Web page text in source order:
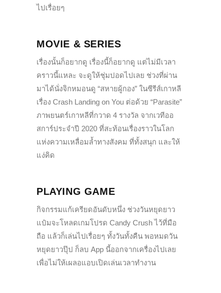
ไปเรื่อยๆ
MOVIE & SERIES
เรื่องนั้นก็อยากดู เรื่องนี้ก็อยากดู แต่ไม่มีเวลา
คราวนี้แหละ จะดูให้ชุ่มปอดไปเลย ช่วงที่ผ่าน
มาได้นั่งจิกหมอนดู “สหายผู้กอง” ในซีรีส์เกาหลี
เรื่อง Crash Landing on You ต่อด้วย “Parasite”
ภาพยนตร์เกาหลีที่กวาด 4 รางวัล จากเวทีออ
สการ์ประจำปี 2020 ที่สะท้อนเรื่องราวในโลก
แห่งความเหลื่อมล้ำทางสังคม ที่ทั้งสนุก และให้
แง่คิด
PLAYING GAME
กิจกรรมแก้เครียดอันดับหนึ่ง ช่วงวันหยุดยาว
แป๋มจะโหลดเกมโปรด Candy Crush ไว้ที่มือ
ถือ แล้วก็เล่นไปเรื่อยๆ ทั้งวันทั้งคืน พอหมดวัน
หยุดยาวปุ๊ป ก็ลบ App นี้ออกจากเครื่องไปเลย
เพื่อไม่ให้เผลอแอบเปิดเล่นเวลาทำงาน